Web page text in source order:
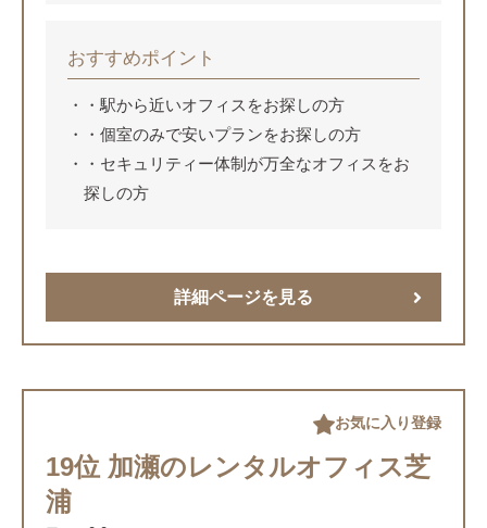
おすすめポイント
・駅から近いオフィスをお探しの方
・個室のみで安いプランをお探しの方
・セキュリティー体制が万全なオフィスをお
探しの方
詳細ページを見る
19位 加瀬のレンタルオフィス芝
浦
お気に入り登録